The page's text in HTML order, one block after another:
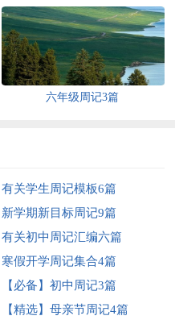
六年级周记3篇
有关学生周记模板6篇
新学期新目标周记9篇
有关初中周记汇编六篇
寒假开学周记集合4篇
【必备】初中周记3篇
【精选】母亲节周记4篇